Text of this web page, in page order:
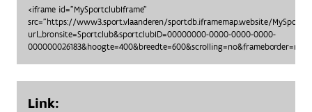
<iframe id="MySportclubIframe"
src="https://www3.sport.vlaanderen/sportdb.iframemap.website/
url_bronsite=Sportclub&sportclubID=00000000-0000-0000-0000-
Link: